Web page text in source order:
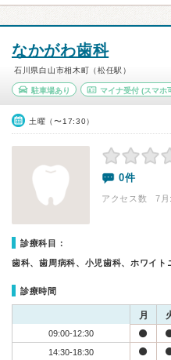
なかがわ歯科
石川県白山市相木町（松任駅）
駐車場あり マイナ受付(スマホ
土曜（〜17:30）
0件
アクセス数 7月:
診療科目：
歯科、歯周病科、小児歯科、ホワイト
診療時間
月
09:00-12:30
14:30-18:30